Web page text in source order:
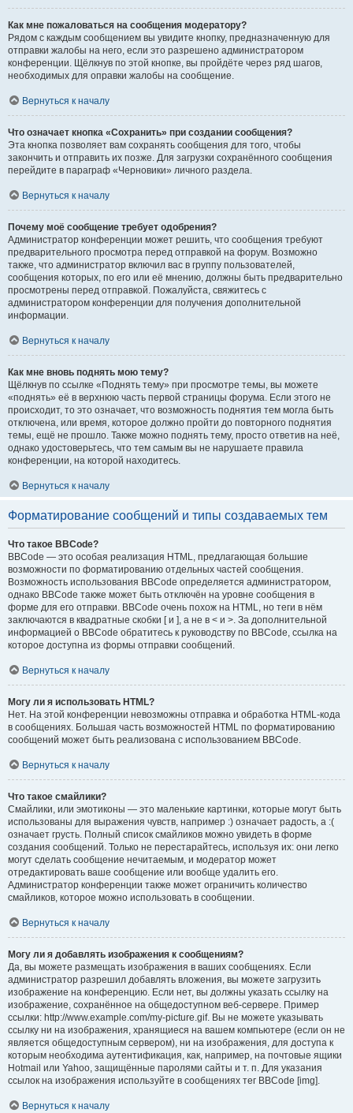
Как мне пожаловаться на сообщения модератору?
Рядом с каждым сообщением вы увидите кнопку, предназначенную для
отправки жалобы на него, если это разрешено администратором
конференции. Щёлкнув по этой кнопке, вы пройдёте через ряд шагов,
необходимых для оправки жалобы на сообщение.
Вернуться к началу
Что означает кнопка «Сохранить» при создании сообщения?
Эта кнопка позволяет вам сохранять сообщения для того, чтобы
закончить и отправить их позже. Для загрузки сохранённого сообщения
перейдите в параграф «Черновики» личного раздела.
Вернуться к началу
Почему моё сообщение требует одобрения?
Администратор конференции может решить, что сообщения требуют
предварительного просмотра перед отправкой на форум. Возможно
также, что администратор включил вас в группу пользователей,
сообщения которых, по его или её мнению, должны быть предварительно
просмотрены перед отправкой. Пожалуйста, свяжитесь с
администратором конференции для получения дополнительной
информации.
Вернуться к началу
Как мне вновь поднять мою тему?
Щёлкнув по ссылке «Поднять тему» при просмотре темы, вы можете
«поднять» её в верхнюю часть первой страницы форума. Если этого не
происходит, то это означает, что возможность поднятия тем могла быть
отключена, или время, которое должно пройти до повторного поднятия
темы, ещё не прошло. Также можно поднять тему, просто ответив на неё,
однако удостоверьтесь, что тем самым вы не нарушаете правила
конференции, на которой находитесь.
Вернуться к началу
Форматирование сообщений и типы создаваемых тем
Что такое BBCode?
BBCode — это особая реализация HTML, предлагающая большие
возможности по форматированию отдельных частей сообщения.
Возможность использования BBCode определяется администратором,
однако BBCode также может быть отключён на уровне сообщения в
форме для его отправки. BBCode очень похож на HTML, но теги в нём
заключаются в квадратные скобки [ и ], а не в < и >. За дополнительной
информацией о BBCode обратитесь к руководству по BBCode, ссылка на
которое доступна из формы отправки сообщений.
Вернуться к началу
Могу ли я использовать HTML?
Нет. На этой конференции невозможны отправка и обработка HTML-кода
в сообщениях. Большая часть возможностей HTML по форматированию
сообщений может быть реализована с использованием BBCode.
Вернуться к началу
Что такое смайлики?
Смайлики, или эмотиконы — это маленькие картинки, которые могут быть
использованы для выражения чувств, например :) означает радость, а :(
означает грусть. Полный список смайликов можно увидеть в форме
создания сообщений. Только не перестарайтесь, используя их: они легко
могут сделать сообщение нечитаемым, и модератор может
отредактировать ваше сообщение или вообще удалить его.
Администратор конференции также может ограничить количество
смайликов, которое можно использовать в сообщении.
Вернуться к началу
Могу ли я добавлять изображения к сообщениям?
Да, вы можете размещать изображения в ваших сообщениях. Если
администратор разрешил добавлять вложения, вы можете загрузить
изображение на конференцию. Если нет, вы должны указать ссылку на
изображение, сохранённое на общедоступном веб-сервере. Пример
ссылки: http://www.example.com/my-picture.gif. Вы не можете указывать
ссылку ни на изображения, хранящиеся на вашем компьютере (если он не
является общедоступным сервером), ни на изображения, для доступа к
которым необходима аутентификация, как, например, на почтовые ящики
Hotmail или Yahoo, защищённые паролями сайты и т. п. Для указания
ссылок на изображения используйте в сообщениях тег BBCode [img].
Вернуться к началу